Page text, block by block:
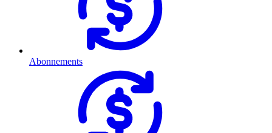
Abonnements